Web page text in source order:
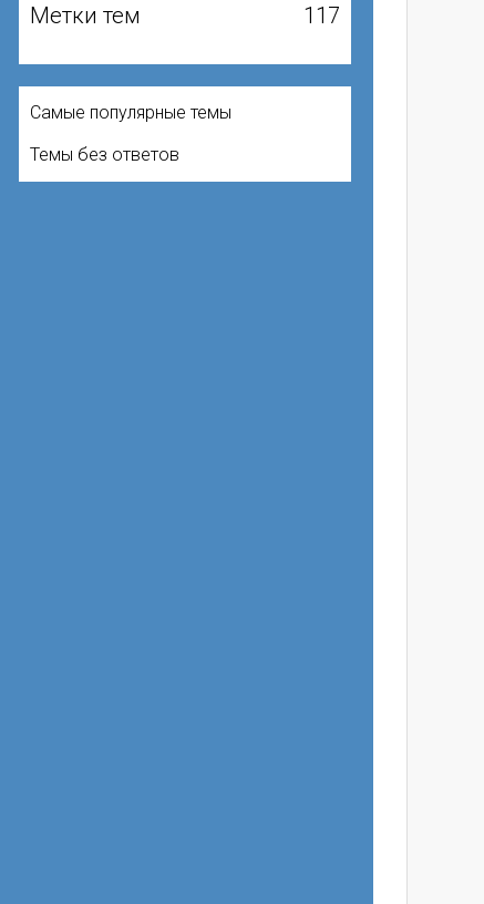
Метки тем
117
Самые популярные темы
Темы без ответов